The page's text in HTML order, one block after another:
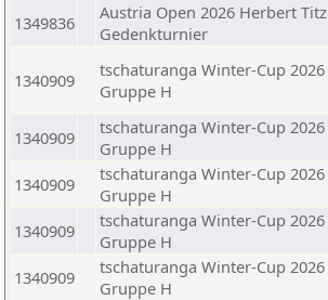
1349836
Austria Open 2026 Herbert Titz
Gedenkturnier
1340909
tschaturanga Winter-Cup 2026
Gruppe H
1340909
tschaturanga Winter-Cup 2026
Gruppe H
1340909
tschaturanga Winter-Cup 2026
Gruppe H
1340909
tschaturanga Winter-Cup 2026
Gruppe H
1340909
tschaturanga Winter-Cup 2026
Gruppe H